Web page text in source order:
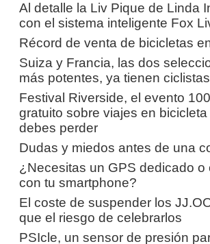
Al detalle la Liv Pique de Linda
con el sistema inteligente Fox
Récord de venta de bicicletas
Suiza y Francia, las dos
más potentes, ya tienen
Festival Riverside, el evento
gratuito sobre viajes en
debes perder
Dudas y miedos antes de una
¿Necesitas un GPS dedicado o
con tu smartphone?
El coste de suspender los
que el riesgo de celebrarlos
PSIcle, un sensor de presión